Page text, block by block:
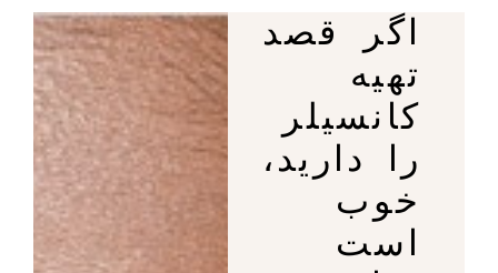
اگر قصد
تهیه
کانسیلر
را دارید،
خوب
است